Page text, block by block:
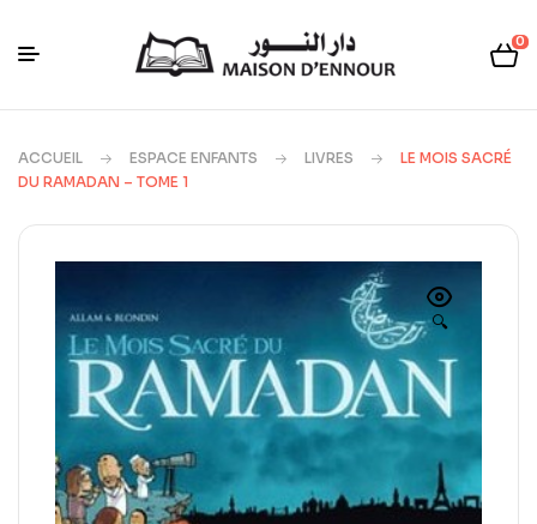
0
ACCUEIL ESPACE ENFANTS LIVRES
LE MOIS SACRÉ
DU RAMADAN – TOME 1
🔍